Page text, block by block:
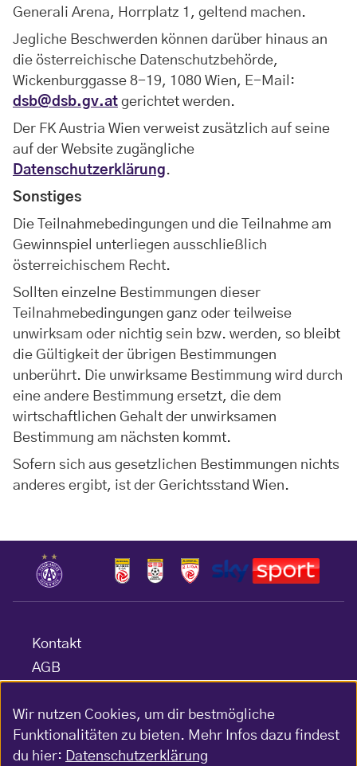
Generali Arena, Horrplatz 1, geltend machen.
Jegliche Beschwerden können darüber hinaus an
die österreichische Datenschutzbehörde,
Wickenburggasse 8-19, 1080 Wien, E-Mail:
dsb@dsb.gv.at gerichtet werden.
Der FK Austria Wien verweist zusätzlich auf seine
auf der Website zugängliche
Datenschutzerklärung.
Sonstiges
Die Teilnahmebedingungen und die Teilnahme am
Gewinnspiel unterliegen ausschließlich
österreichischem Recht.
Sollten einzelne Bestimmungen dieser
Teilnahmebedingungen ganz oder teilweise
unwirksam oder nichtig sein bzw. werden, so bleibt
die Gültigkeit der übrigen Bestimmungen
unberührt. Die unwirksame Bestimmung wird durch
eine andere Bestimmung ersetzt, die dem
wirtschaftlichen Gehalt der unwirksamen
Bestimmung am nächsten kommt.
Sofern sich aus gesetzlichen Bestimmungen nichts
anderes ergibt, ist der Gerichtsstand Wien.
Kontakt
AGB
Barrierefreiheitserklärung
Impressum
Wir nutzen Cookies, um dir bestmögliche
Funktionalitäten zu bieten. Mehr Infos dazu findest
du hier: Datenschutzerklärung